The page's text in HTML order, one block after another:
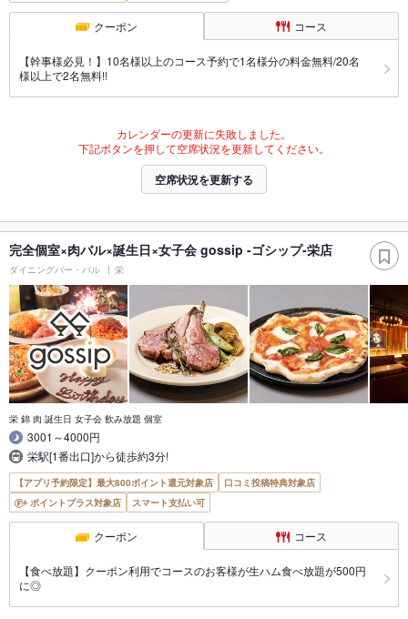
クーポン コース
【幹事様必見！】10名様以上のコース予約で1名様分の料金無料/20名
様以上で2名無料!!
カレンダーの更新に失敗しました。
下記ボタンを押して空席状況を更新してください。
空席状況を更新する
完全個室×肉バル×誕生日×女子会 gossip -ゴシップ-栄店
ダイニングバー・バル 栄
栄 錦 肉 誕生日 女子会 飲み放題 個室
3001～4000円
栄駅[1番出口]から徒歩約3分!
【アプリ予約限定】最大800ポイント還元対象店
口コミ投稿特典対象店
ポイントプラス対象店
スマート支払い可
クーポン コース
【食べ放題】クーポン利用でコースのお客様が生ハム食べ放題が500円
に◎